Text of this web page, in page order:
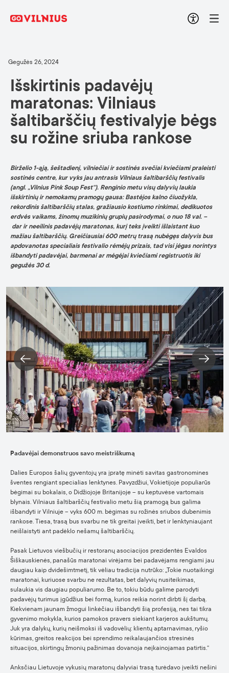
Gegužės 26, 2024
Išskirtinis padavėjų
maratonas: Vilniaus
šaltibarščių festivalyje bėgs
su rožine sriuba rankose
Birželio 1-ąją, šeštadienį, vilniečiai ir sostinės svečiai kviečiami praleisti
sostinės centre, kur vyks jau antrasis Vilniaus šaltibarščių festivalis
(angl. „Vilnius Pink Soup Fest“). Renginio metu visų dalyvių laukia
išskirtinių ir nemokamų pramogų gausa: Bastėjos kalno čiuožykla,
rekordinis šaltibarščių stalas, gražiausio kostiumo rinkimai, dedikuotos
erdvės vaikams, žinomų muzikinių grupių pasirodymai, o nuo 18 val. –
dar ir neeilinis padavėjų maratonas, kurį teks įveikti išlaistant kuo
mažiau šaltibarščių. Greičiausiai 600 metrų trasą nubėgęs dalyvis bus
apdovanotas specialiais festivalio rėmėjų prizais, tad visi jėgas norintys
išbandyti padavėjai, barmenai ar mėgėjai kviečiami registruotis iki
gegužės 30 d.
Padavėjai demonstruos savo meistriškumą
Dalies Europos šalių gyventojų yra įpratę minėti savitas gastronomines
šventes rengiant specialias lenktynes. Pavyzdžiui, Vokietijoje populiarūs
bėgimai su bokalais, o Didžiojoje Britanijoje – su keptuvėse vartomais
blynais. Vilniaus šaltibarščių festivalio metu šią pramogą bus galima
išbandyti ir Vilniuje – vyks 600 m. bėgimas su rožinės sriubos dubenimis
rankose. Tiesa, trasą bus svarbu ne tik greitai įveikti, bet ir lenktyniaujant
neišlaistyti ant padėklo nešamų šaltibarščių.
Pasak Lietuvos viešbučių ir restoranų asociacijos prezidentės Evaldos
Šiškauskienės, panašūs maratonai virėjams bei padavėjams rengiami jau
daugiau kaip dvidešimtmetį, tik vėliau tradicija nutrūko: „Tokie nuotaikingi
maratonai, kuriuose svarbu ne rezultatas, bet dalyvių nusiteikimas,
sulaukia vis daugiau populiarumo. Be to, tokiu būdu galime parodyti
padavėjų turimus įgūdžius bei formą, kurios reikia norint dirbti šį darbą.
Kiekvienam jaunam žmogui linkėčiau išbandyti šią profesiją, nes tai tikra
gyvenimo mokykla, kurios pamokos pravers siekiant karjeros aukštumų.
Juk yra dalykų, kurių neišmoksi iš vadovėlių: klientų aptarnavimas, ryšio
kūrimas, greitos reakcijos bei sprendimo reikalaujančios stresinės
situacijos, skirtingų žmonių pažinimas dovanoja neįkainojamas patirtis.“
Anksčiau Lietuvoje vykusių maratonų dalyviai trasą turėdavo įveikti nešini